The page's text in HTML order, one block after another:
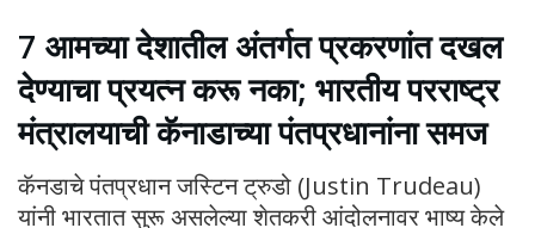
7 आमच्या देशातील अंतर्गत प्रकरणांत दखल
देण्याचा प्रयत्न करू नका; भारतीय परराष्ट्र
मंत्रालयाची कॅनाडाच्या पंतप्रधानांना समज
कॅनडाचे पंतप्रधान जस्टिन ट्रुडो (Justin Trudeau)
यांनी भारतात सुरू असलेल्या शेतकरी आंदोलनावर भाष्य केले